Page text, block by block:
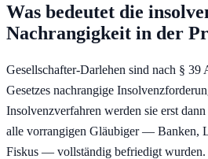
Was bedeutet die
Nachrangigkeit in der
Gesellschafter-Darlehen sind nach §
Gesetzes nachrangige
Insolvenzverfahren werden sie erst
alle vorrangigen Gläubiger — Banken,
Fiskus — vollständig befriedigt wurden.